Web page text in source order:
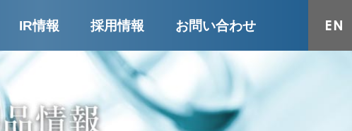
IR情報 採用情報 お問い合わせ